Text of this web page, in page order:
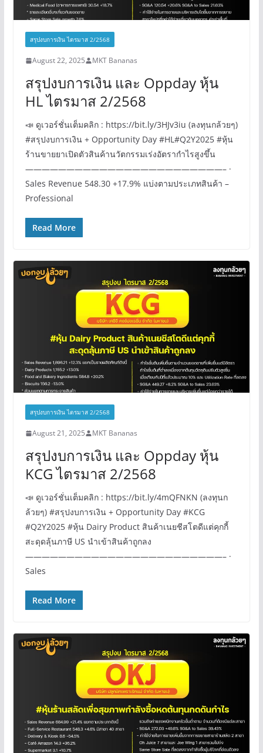
สรุปงบการเงิน ไตรมาส 2/2568
August 22, 2025 MKT Bananas
สรุปงบการเงิน และ Oppday หุ้น
HL ไตรมาส 2/2568
📣 ดูเวอร์ชั่นเต็มคลิก : https://bit.ly/3HJv3iu (ลงทุนกล้วยๆ)
#สรุปงบการเงิน + Opportunity Day #HL#Q2Y2025 #หุ้น
ร้านขายยาเปิดตัวสินค้านวัตกรรมเร่งอัตรากำไรสูงขึ้น
————————————————————————– ·
Sales Revenue 548.30 +17.9% แบ่งตามประเภทสินค้า –
Professional
Read More
สรุปงบการเงิน ไตรมาส 2/2568
August 21, 2025 MKT Bananas
สรุปงบการเงิน และ Oppday หุ้น
KCG ไตรมาส 2/2568
📣 ดูเวอร์ชั่นเต็มคลิก : https://bit.ly/4mQFNKN (ลงทุนก
ล้วยๆ) #สรุปงบการเงิน + Opportunity Day #KCG
#Q2Y2025 #หุ้น Dairy Product สินค้าเนยชีสโตดีแต่คุกกี้
สะดุดลุ้นภาษี US นำเข้าสินค้าถูกลง
————————————————————————– ·
Sales
Read More